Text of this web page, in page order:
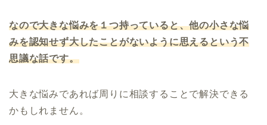
なので大きな悩みを１つ持っていると、他の小さな悩
みを認知せず大したことがないように思えるという不
思議な話です。
大きな悩みであれば周りに相談することで解決できる
かもしれません。